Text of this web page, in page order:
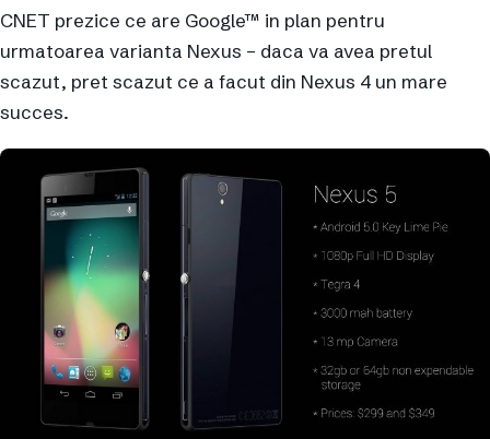
CNET prezice ce are Google™ in plan pentru
urmatoarea varianta Nexus – daca va avea pretul
scazut, pret scazut ce a facut din Nexus 4 un mare
succes.